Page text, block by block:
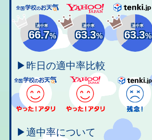
適中率
66.7%
適中率
63.3%
適中率
63.3%
▶昨日の適中率比較
▶適中率について